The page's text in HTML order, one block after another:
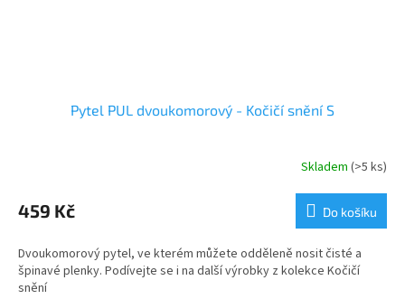
Pytel PUL dvoukomorový - Kočičí snění S
Skladem (>5 ks)
459 Kč Do košíku
Dvoukomorový pytel, ve kterém můžete odděleně nosit čisté a
špinavé plenky. Podívejte se i na další výrobky z kolekce Kočičí
snění